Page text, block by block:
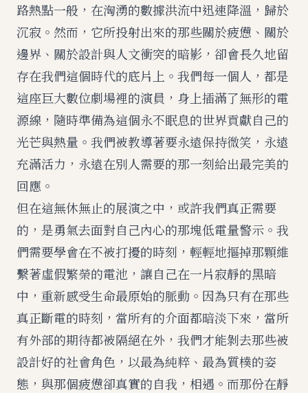
路熱點一般，在洶湧的數據洪流中迅速降溫，歸於
沉寂。然而，它所投射出來的那些關於疲憊、關於
邊界、關於設計與人文衝突的暗影，卻會長久地留
存在我們這個時代的底片上。我們每一個人，都是
這座巨大數位劇場裡的演員，身上插滿了無形的電
源線，隨時準備為這個永不眠息的世界貢獻自己的
光芒與熱量。我們被教導著要永遠保持微笑，永遠
充滿活力，永遠在別人需要的那一刻給出最完美的
回應。
但在這無休無止的展演之中，或許我們真正需要
的，是勇氣去面對自己內心的那塊低電量警示。我
們需要學會在不被打擾的時刻，輕輕地摳掉那顆維
繫著虛假繁榮的電池，讓自己在一片寂靜的黑暗
中，重新感受生命最原始的脈動。因為只有在那些
真正斷電的時刻，當所有的介面都暗淡下來，當所
有外部的期待都被隔絕在外，我們才能剝去那些被
設計好的社會角色，以最為純粹、最為質樸的姿
態，與那個疲憊卻真實的自我，相遇。而那份在靜